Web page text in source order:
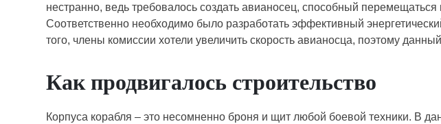
нестранно, ведь требовалось создать авианосец, способный
Соответственно необходимо было разработать эффективный
того, члены комиссии хотели увеличить скорость авианосца, поэтому
Как продвигалось строительство
Корпуса корабля – это несомненно броня и щит любой боевой техники. В